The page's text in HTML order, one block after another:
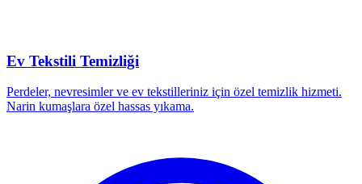
Ev Tekstili Temizliği
Perdeler, nevresimler ve ev tekstilleriniz için özel temizlik hizmeti.
Narin kumaşlara özel hassas yıkama.